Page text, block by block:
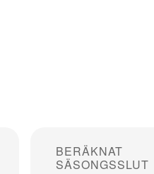
BERÄKNAT
SÄSONGSSLUT